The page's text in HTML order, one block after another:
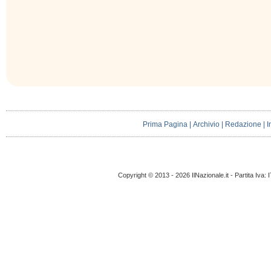
Prima Pagina |Archivio Redazione
Copyright © 2013 - 2026 IlNazionale.it - Partita Iva: